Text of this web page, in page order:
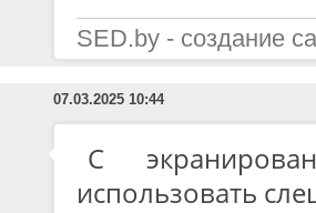
SED.by - создание
07.03.2025 10:44
С
использовать